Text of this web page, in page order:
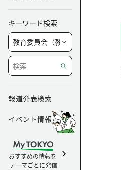
キーワード検索
報道発表検索
イベント情報
おすすめの情報を
テーマごとに発信